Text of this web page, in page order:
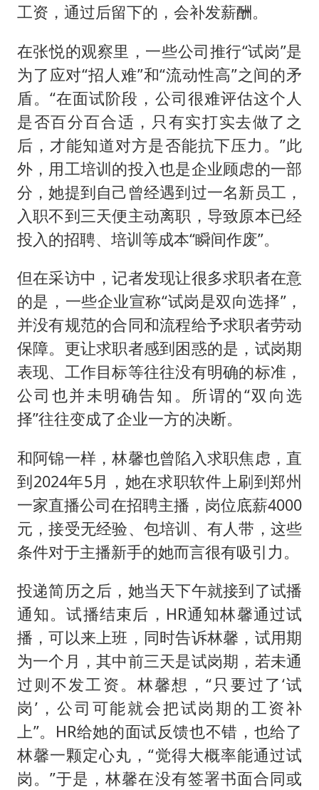
工资，通过后留下的，会补发薪酬。
在张悦的观察里，一些公司推行“试岗”是
为了应对“招人难”和“流动性高”之间的矛
盾。“在面试阶段，公司很难评估这个人
是否百分百合适，只有实打实去做了之
后，才能知道对方是否能抗下压力。”此
外，用工培训的投入也是企业顾虑的一部
分，她提到自己曾经遇到过一名新员工，
入职不到三天便主动离职，导致原本已经
投入的招聘、培训等成本“瞬间作废”。
但在采访中，记者发现让很多求职者在意
的是，一些企业宣称“试岗是双向选择”，
并没有规范的合同和流程给予求职者劳动
保障。更让求职者感到困惑的是，试岗期
表现、工作目标等往往没有明确的标准，
公司也并未明确告知。所谓的“双向选
择”往往变成了企业一方的决断。
和阿锦一样，林馨也曾陷入求职焦虑，直
到2024年5月，她在求职软件上刷到郑州
一家直播公司在招聘主播，岗位底薪4000
元，接受无经验、包培训、有人带，这些
条件对于主播新手的她而言很有吸引力。
投递简历之后，她当天下午就接到了试播
通知。试播结束后，HR通知林馨通过试
播，可以来上班，同时告诉林馨，试用期
为一个月，其中前三天是试岗期，若未通
过则不发工资。林馨想，“只要过了‘试
岗’，公司可能就会把试岗期的工资补
上”。HR给她的面试反馈也不错，也给了
林馨一颗定心丸，“觉得大概率能通过试
岗。”于是，林馨在没有签署书面合同或